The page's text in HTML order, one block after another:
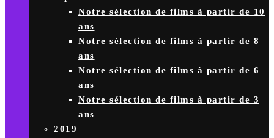
Notre sélection de films à partir de 10
ans
Notre sélection de films à partir de 8
ans
Notre sélection de films à partir de 6
ans
Notre sélection de films à partir de 3
ans
2019